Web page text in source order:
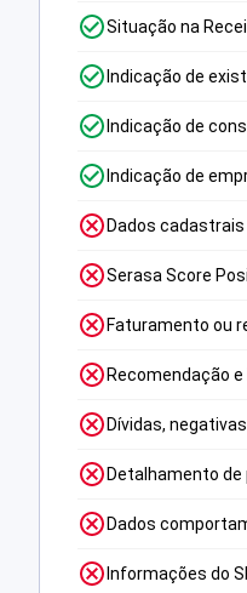
Situação na
Indicação de
Indicação de
Indicação de
Dados
Serasa Score
Faturamento ou
Recomendação
Dívidas,
Detalhamento
Dados
Informações do